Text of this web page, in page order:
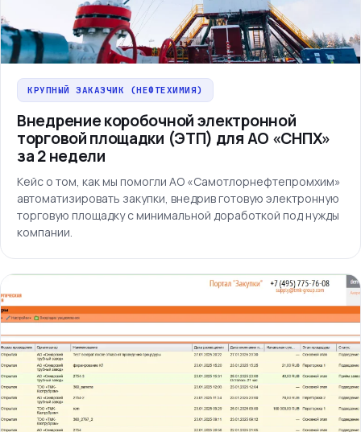
КРУПНЫЙ ЗАКАЗЧИК (НЕФТЕХИМИЯ)
Внедрение коробочной электронной
торговой площадки (ЭТП) для АО «СНПХ»
за 2 недели
Кейс о том, как мы помогли АО «Самотлорнефтепромхим»
автоматизировать закупки, внедрив готовую электронную
торговую площадку с минимальной доработкой под нужды
компании.